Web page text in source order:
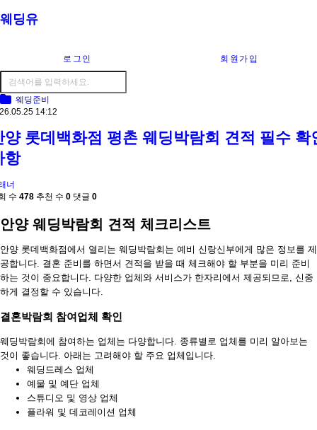
웨딩유
로그인 회원가입
웨딩준비
14:12
양 롯데백화점 평촌 웨딩박람회 견적 필수 확
항
너
수 478 추천 수 0 댓글 0
안양 웨딩박람회 견적 체크리스트
안양 롯데백화점에서 열리는 웨딩박람회는 예비 신랑신부에게 많은 정보를 제
공합니다. 결혼 준비를 하면서 견적을 받을 때 체크해야 할 부분을 미리 준비
하는 것이 중요합니다. 다양한 업체와 서비스가 한자리에서 제공되므로, 신중
하게 결정할 수 있습니다.
결혼박람회 참여업체 확인
웨딩박람회에 참여하는 업체는 다양합니다. 종류별로 업체를 미리 알아보는
것이 좋습니다. 아래는 고려해야 할 주요 업체입니다.
웨딩드레스 업체
예물 및 예단 업체
스튜디오 및 영상 업체
플라워 및 데코레이션 업체